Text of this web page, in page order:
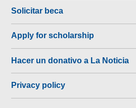
Solicitar beca
Apply for scholarship
Hacer un donativo a La Noticia
Privacy policy